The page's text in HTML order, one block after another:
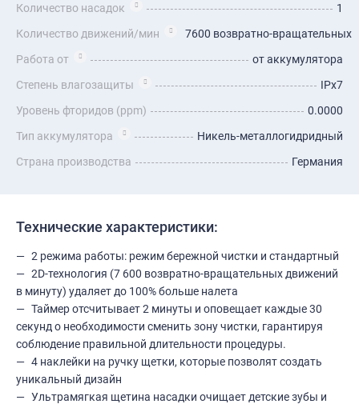
Количество насадок
1
Количество движений/мин
7600 возвратно-вращательных
Работа от
от аккумулятора
Степень влагозащиты
IPx7
Уровень фторидов (ppm)
0.0000
Тип аккумулятора
Никель-металлогидридный
Страна производства
Германия
Технические характеристики:
2 режима работы: режим бережной чистки и стандартный
2D-технология (7 600 возвратно-вращательных движений
в минуту) удаляет до 100% больше налета
Таймер отсчитывает 2 минуты и оповещает каждые 30
секунд о необходимости сменить зону чистки, гарантируя
соблюдение правильной длительности процедуры.
4 наклейки на ручку щетки, которые позволят создать
уникальный дизайн
Ультрамягкая щетина насадки очищает детские зубы и